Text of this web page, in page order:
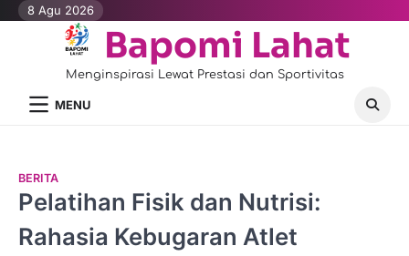
Skip8 Agu 2026
Bapomi Lahat
Menginspirasi Lewat Prestasi dan Sportivitas
MENU
BERITA
Pelatihan Fisik dan Nutrisi:
Rahasia Kebugaran Atlet